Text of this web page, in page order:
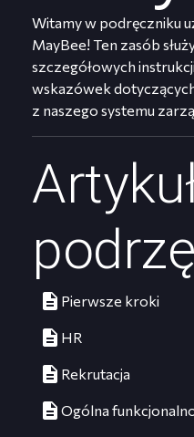
Witamy w podręczniku
MayBee! Ten zasób
szczegółowych
wskazówek
z naszego systemu
Pierwsze kroki
HR
Rekrutacja
Ogólna